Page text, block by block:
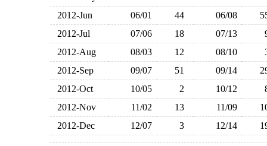
2012-Jun
06/01 44 06/08
2012-Jul
07/06 18 07/13
2012-Aug
08/03 12 08/10
2012-Sep
09/07 51 09/14
2012-Oct
10/05 2 10/12
2012-Nov
11/02 13 11/09
2012-Dec
12/07 3 12/14